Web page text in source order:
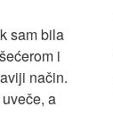
sam bila
i
način.
a